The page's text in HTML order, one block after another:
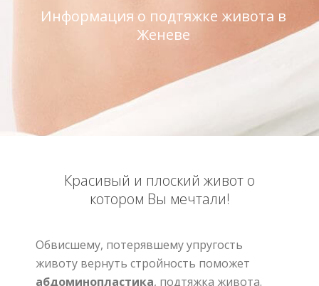
Информация о подтяжке живота в
Женеве
Красивый и плоский живот о
котором Вы мечтали!
Обвисшему, потерявшему упругость
животу вернуть стройность поможет
абдоминопластика, подтяжка живота.